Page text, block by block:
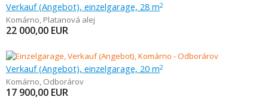
Verkauf (Angebot), einzelgarage, 28 m2
Komárno, Platanová alej
22 000,00 EUR
Verkauf (Angebot), einzelgarage, 20 m2
Komárno, Odborárov
17 900,00 EUR